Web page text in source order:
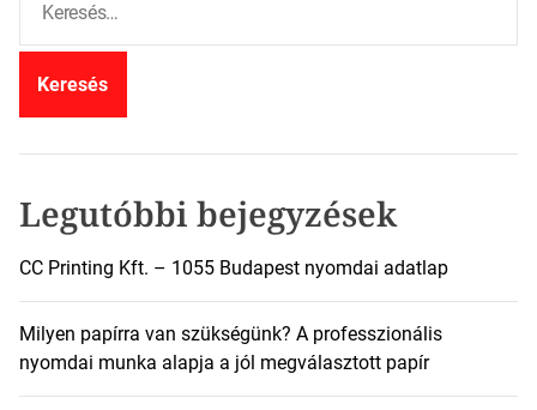
r
Legutóbbi bejegyzések
CC Printing Kft. – 1055 Budapest nyomdai adatlap
Milyen papírra van szükségünk? A professzionális
nyomdai munka alapja a jól megválasztott papír